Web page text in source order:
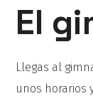
El
Llegas al
unos horarios